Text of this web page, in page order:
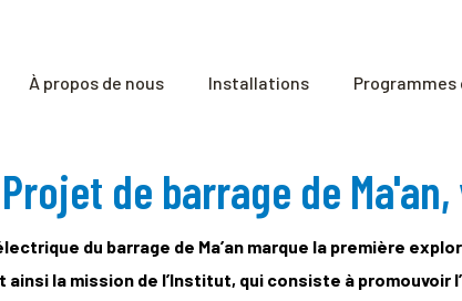
À propos de nous Installations
de barrage de
du barrage de Ma’an marque la première
la mission de l’Institut, qui consiste à promouvoir